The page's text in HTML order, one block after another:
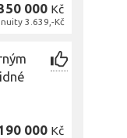
000 Kč
3.639,-Kč
000 Kč